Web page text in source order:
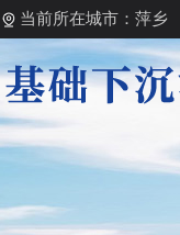
当前所在城市：萍乡